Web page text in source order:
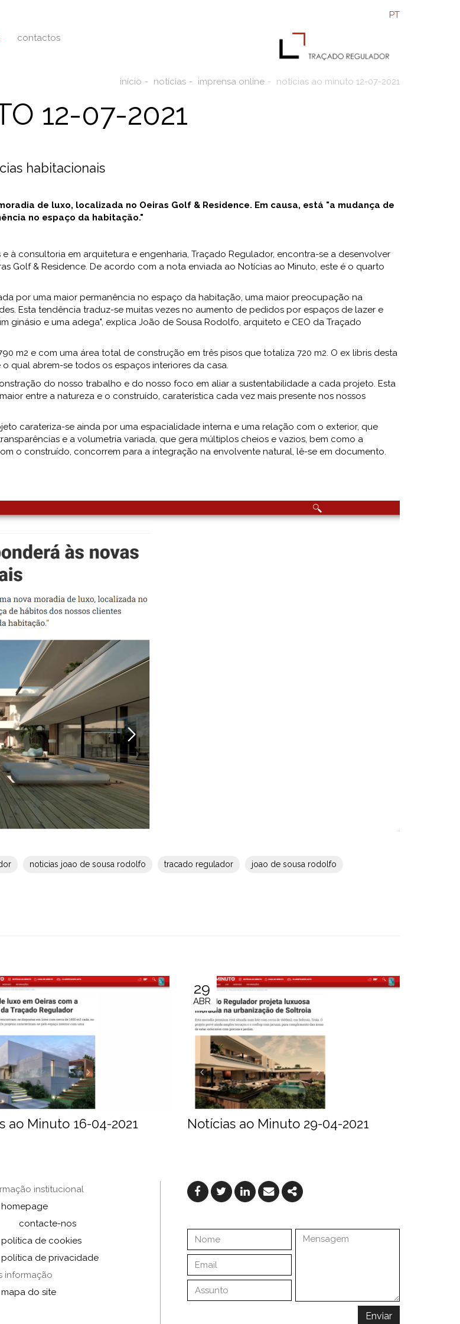
PT
contactos
início notícias imprensa online notícias ao minuto 12-07-2021
12-07-2021
habitacionais
de luxo, localizada no Oeiras Golf & Residence. Em causa, está "a mudança de
no espaço da habitação."
consultoria em arquitetura e engenharia, Traçado Regulador, encontra-se a desenvolver
Golf & Residence. De acordo com a nota enviada ao Notícias ao Minuto, este é o quarto
por uma maior permanência no espaço da habitação, uma maior preocupação na
Esta tendência traduz-se muitas vezes no aumento de pedidos por espaços de lazer e
ginásio e uma adega", explica João de Sousa Rodolfo, arquiteto e CEO da Traçado
m2 e com uma área total de construção em três pisos que totaliza 720 m2. O ex libris desta
qual abrem-se todos os espaços interiores da casa.
do nosso trabalho e do nosso foco em aliar a sustentabilidade a cada projeto. Esta
entre a natureza e o construído, caraterística cada vez mais presente nos nossos
carateriza-se ainda por uma espacialidade interna e uma relação com o exterior, que
e a volumetria variada, que gera múltiplos cheios e vazios, bem como a
o construído, concorrem para a integração na envolvente natural, lê-se em documento.
noticias joao de sousa rodolfo tracado regulador joao de sousa rodolfo
ao Minuto 16-04-2021
29
ABR
Notícias ao Minuto 29-04-2021
institucional
homepage
contacte-nos
política de cookies
política de privacidade
informação
mapa do site
Facebook
TwitterLinkedinEmailShare
Enviar